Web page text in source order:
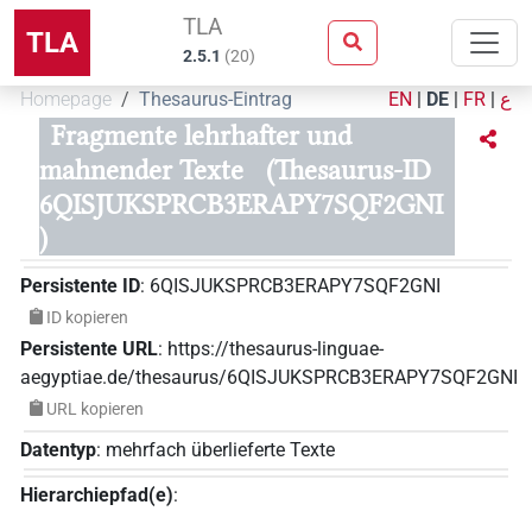
TLA TLA
2.5.1 (20)
Homepage Thesaurus-Eintrag EN | DE | FR | ع
Fragmente lehrhafter und
mahnender Texte
(Thesaurus-ID
6QISJUKSPRCB3ERAPY7SQF2GNI
)
Persistente ID: 6QISJUKSPRCB3ERAPY7SQF2GNI
ID kopieren
Persistente URL: https://thesaurus-linguae-
aegyptiae.de/thesaurus/6QISJUKSPRCB3ERAPY7SQF2GNI
URL kopieren
Datentyp: mehrfach überlieferte Texte
Hierarchiepfad(e):